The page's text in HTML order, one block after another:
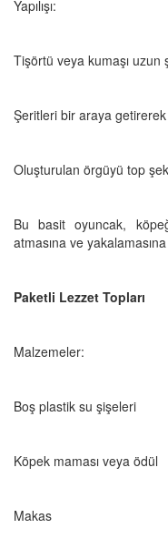
Yapılışı:
Tişörtü veya kumaşı uzun
Şeritleri bir araya
Oluşturulan örgüyü top
Bu basit oyuncak,
atmasına ve
Paketli Lezzet Topları
Malzemeler:
Boş plastik su şişeleri
Köpek maması veya ödül
Makas